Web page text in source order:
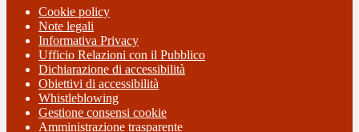
Cookie policy
Note legali
Informativa Privacy
Ufficio Relazioni con il Pubblico
Dichiarazione di accessibilità
Obiettivi di accessibilità
Whistleblowing
Gestione consensi cookie
Amministrazione trasparente